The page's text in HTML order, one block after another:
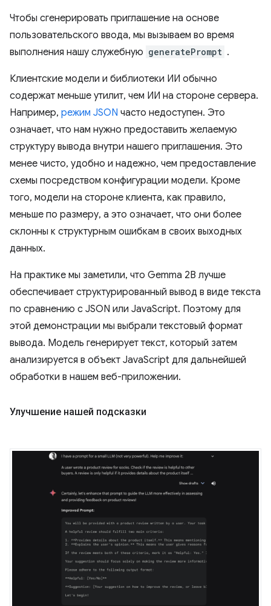
Чтобы сгенерировать приглашение на основе
пользовательского ввода, мы вызываем во время
выполнения нашу служебную generatePrompt .
Клиентские модели и библиотеки ИИ обычно
содержат меньше утилит, чем ИИ на стороне сервера.
Например, режим JSON часто недоступен. Это
означает, что нам нужно предоставить желаемую
структуру вывода внутри нашего приглашения. Это
менее чисто, удобно и надежно, чем предоставление
схемы посредством конфигурации модели. Кроме
того, модели на стороне клиента, как правило,
меньше по размеру, а это означает, что они более
склонны к структурным ошибкам в своих выходных
данных.
На практике мы заметили, что Gemma 2B лучше
обеспечивает структурированный вывод в виде текста
по сравнению с JSON или JavaScript. Поэтому для
этой демонстрации мы выбрали текстовый формат
вывода. Модель генерирует текст, который затем
анализируется в объект JavaScript для дальнейшей
обработки в нашем веб-приложении.
Улучшение нашей подсказки